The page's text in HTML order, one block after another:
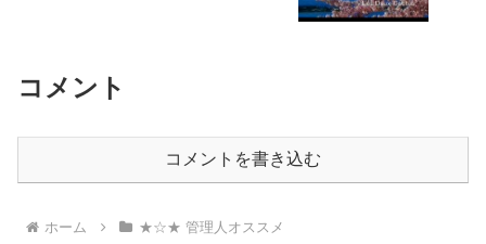
コメント
コメントを書き込む
ホーム ★☆★ 管理人オススメ